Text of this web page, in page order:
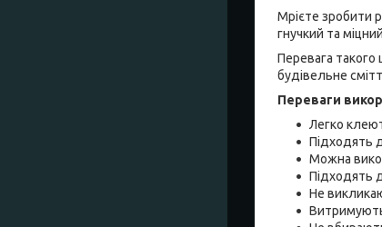
Мрієте зробити
гнучкий та
Перевага
будівельне
Переваги
Легко
Підходять
Можна
Підходять
Не